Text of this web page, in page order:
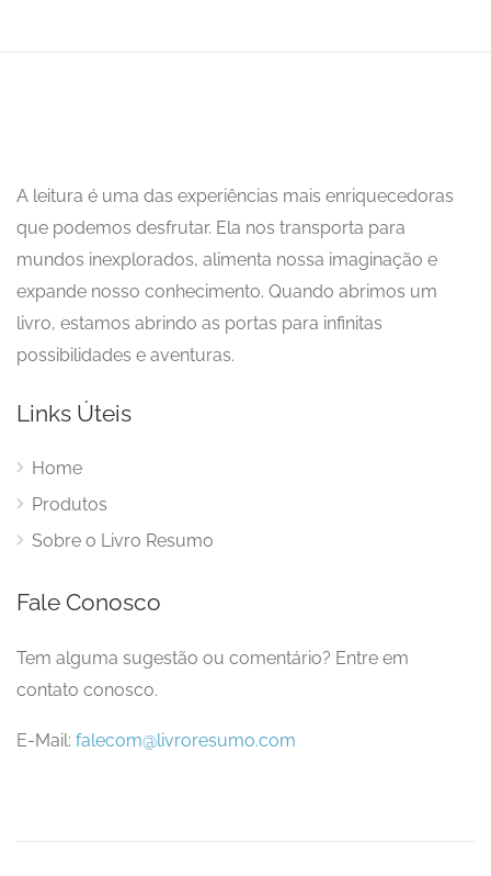
A leitura é uma das experiências mais enriquecedoras
que podemos desfrutar. Ela nos transporta para
mundos inexplorados, alimenta nossa imaginação e
expande nosso conhecimento. Quando abrimos um
livro, estamos abrindo as portas para infinitas
possibilidades e aventuras.
Links Úteis
Home
Produtos
Sobre o Livro Resumo
Fale Conosco
Tem alguma sugestão ou comentário? Entre em
contato conosco.
E-Mail: falecom@livroresumo.com